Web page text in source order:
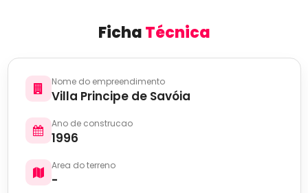
FichaTécnica
Nome do empreendimento
Villa Principe de Savóia
Ano de construcao
1996
Area do terreno
-